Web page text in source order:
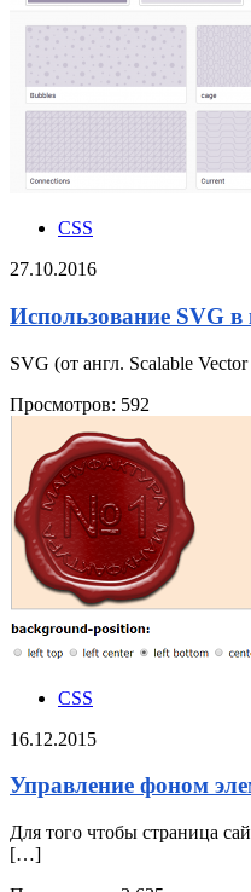
CSS
27.10.2016
Использование SVG
SVG (от англ. Scalable
Просмотров: 592
CSS
16.12.2015
Управление фоном
Для того чтобы страница
[…]